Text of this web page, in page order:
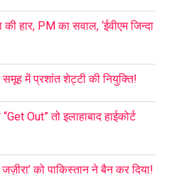
हार, PM का सवाल, ‘ईवीएम जिन्दा
में प्रशांत शेट्टी की नियुक्ति!
Out” तो इलाहाबाद हाईकोर्ट
को पाकिस्तान ने बैन कर दिया!